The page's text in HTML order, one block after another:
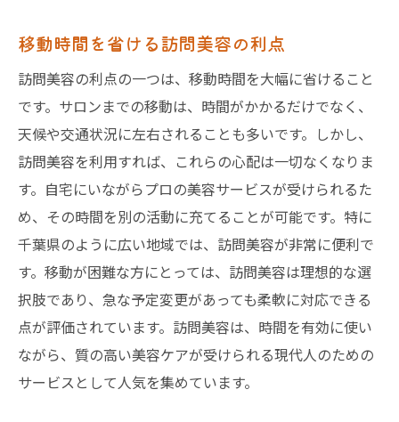
移動時間を省ける訪問美容の利点
訪問美容の利点の一つは、移動時間を大幅に省けること
です。サロンまでの移動は、時間がかかるだけでなく、
天候や交通状況に左右されることも多いです。しかし、
訪問美容を利用すれば、これらの心配は一切なくなりま
す。自宅にいながらプロの美容サービスが受けられるた
め、その時間を別の活動に充てることが可能です。特に
千葉県のように広い地域では、訪問美容が非常に便利で
す。移動が困難な方にとっては、訪問美容は理想的な選
択肢であり、急な予定変更があっても柔軟に対応できる
点が評価されています。訪問美容は、時間を有効に使い
ながら、質の高い美容ケアが受けられる現代人のための
サービスとして人気を集めています。